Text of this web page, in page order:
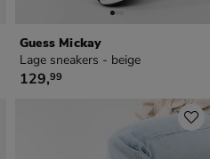
Guess Mickay
Lage sneakers - beige
€ 129,99
129,99